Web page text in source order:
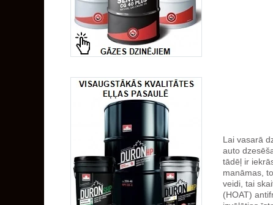
Lai vasarā
auto
tādēļ ir
manāmas,
veidi, tai
(HOAT)